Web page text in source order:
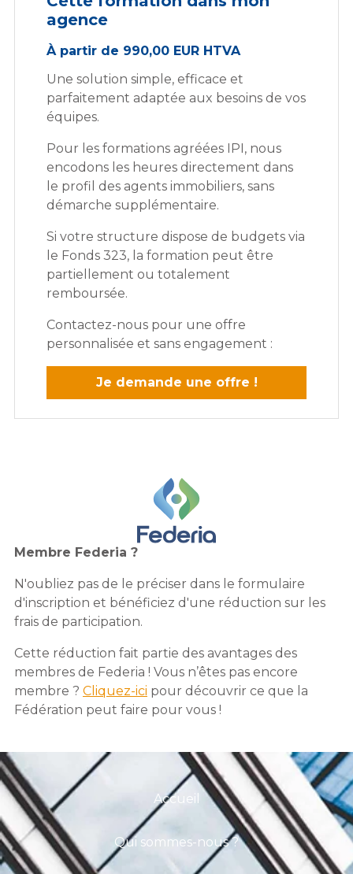
agence
À partir de 990,00 EUR HTVA
Une solution simple, efficace et
parfaitement adaptée aux besoins de vos
équipes.
Pour les formations agréées IPI, nous
encodons les heures directement dans
le profil des agents immobiliers, sans
démarche supplémentaire.
Si votre structure dispose de budgets via
le Fonds 323, la formation peut être
partiellement ou totalement
remboursée.
Contactez-nous pour une offre
personnalisée et sans engagement :
Je demande une offre !
Membre Federia ?
N'oubliez pas de le préciser dans le formulaire
d'inscription et bénéficiez d'une réduction sur les
frais de participation.
Cette réduction fait partie des avantages des
membres de Federia ! Vous n’êtes pas encore
membre ? Cliquez-ici pour découvrir ce que la
Fédération peut faire pour vous !
Accueil
Qui sommes-nous ?